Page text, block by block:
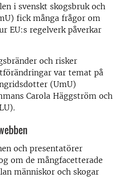
i svenskt skogsbruk och
fick många frågor om
EU:s regelverk påverkar
och risker
var temat på
(UmU)
Carola Häggström och
och presentatörer
om de mångfacetterade
människor och skogar